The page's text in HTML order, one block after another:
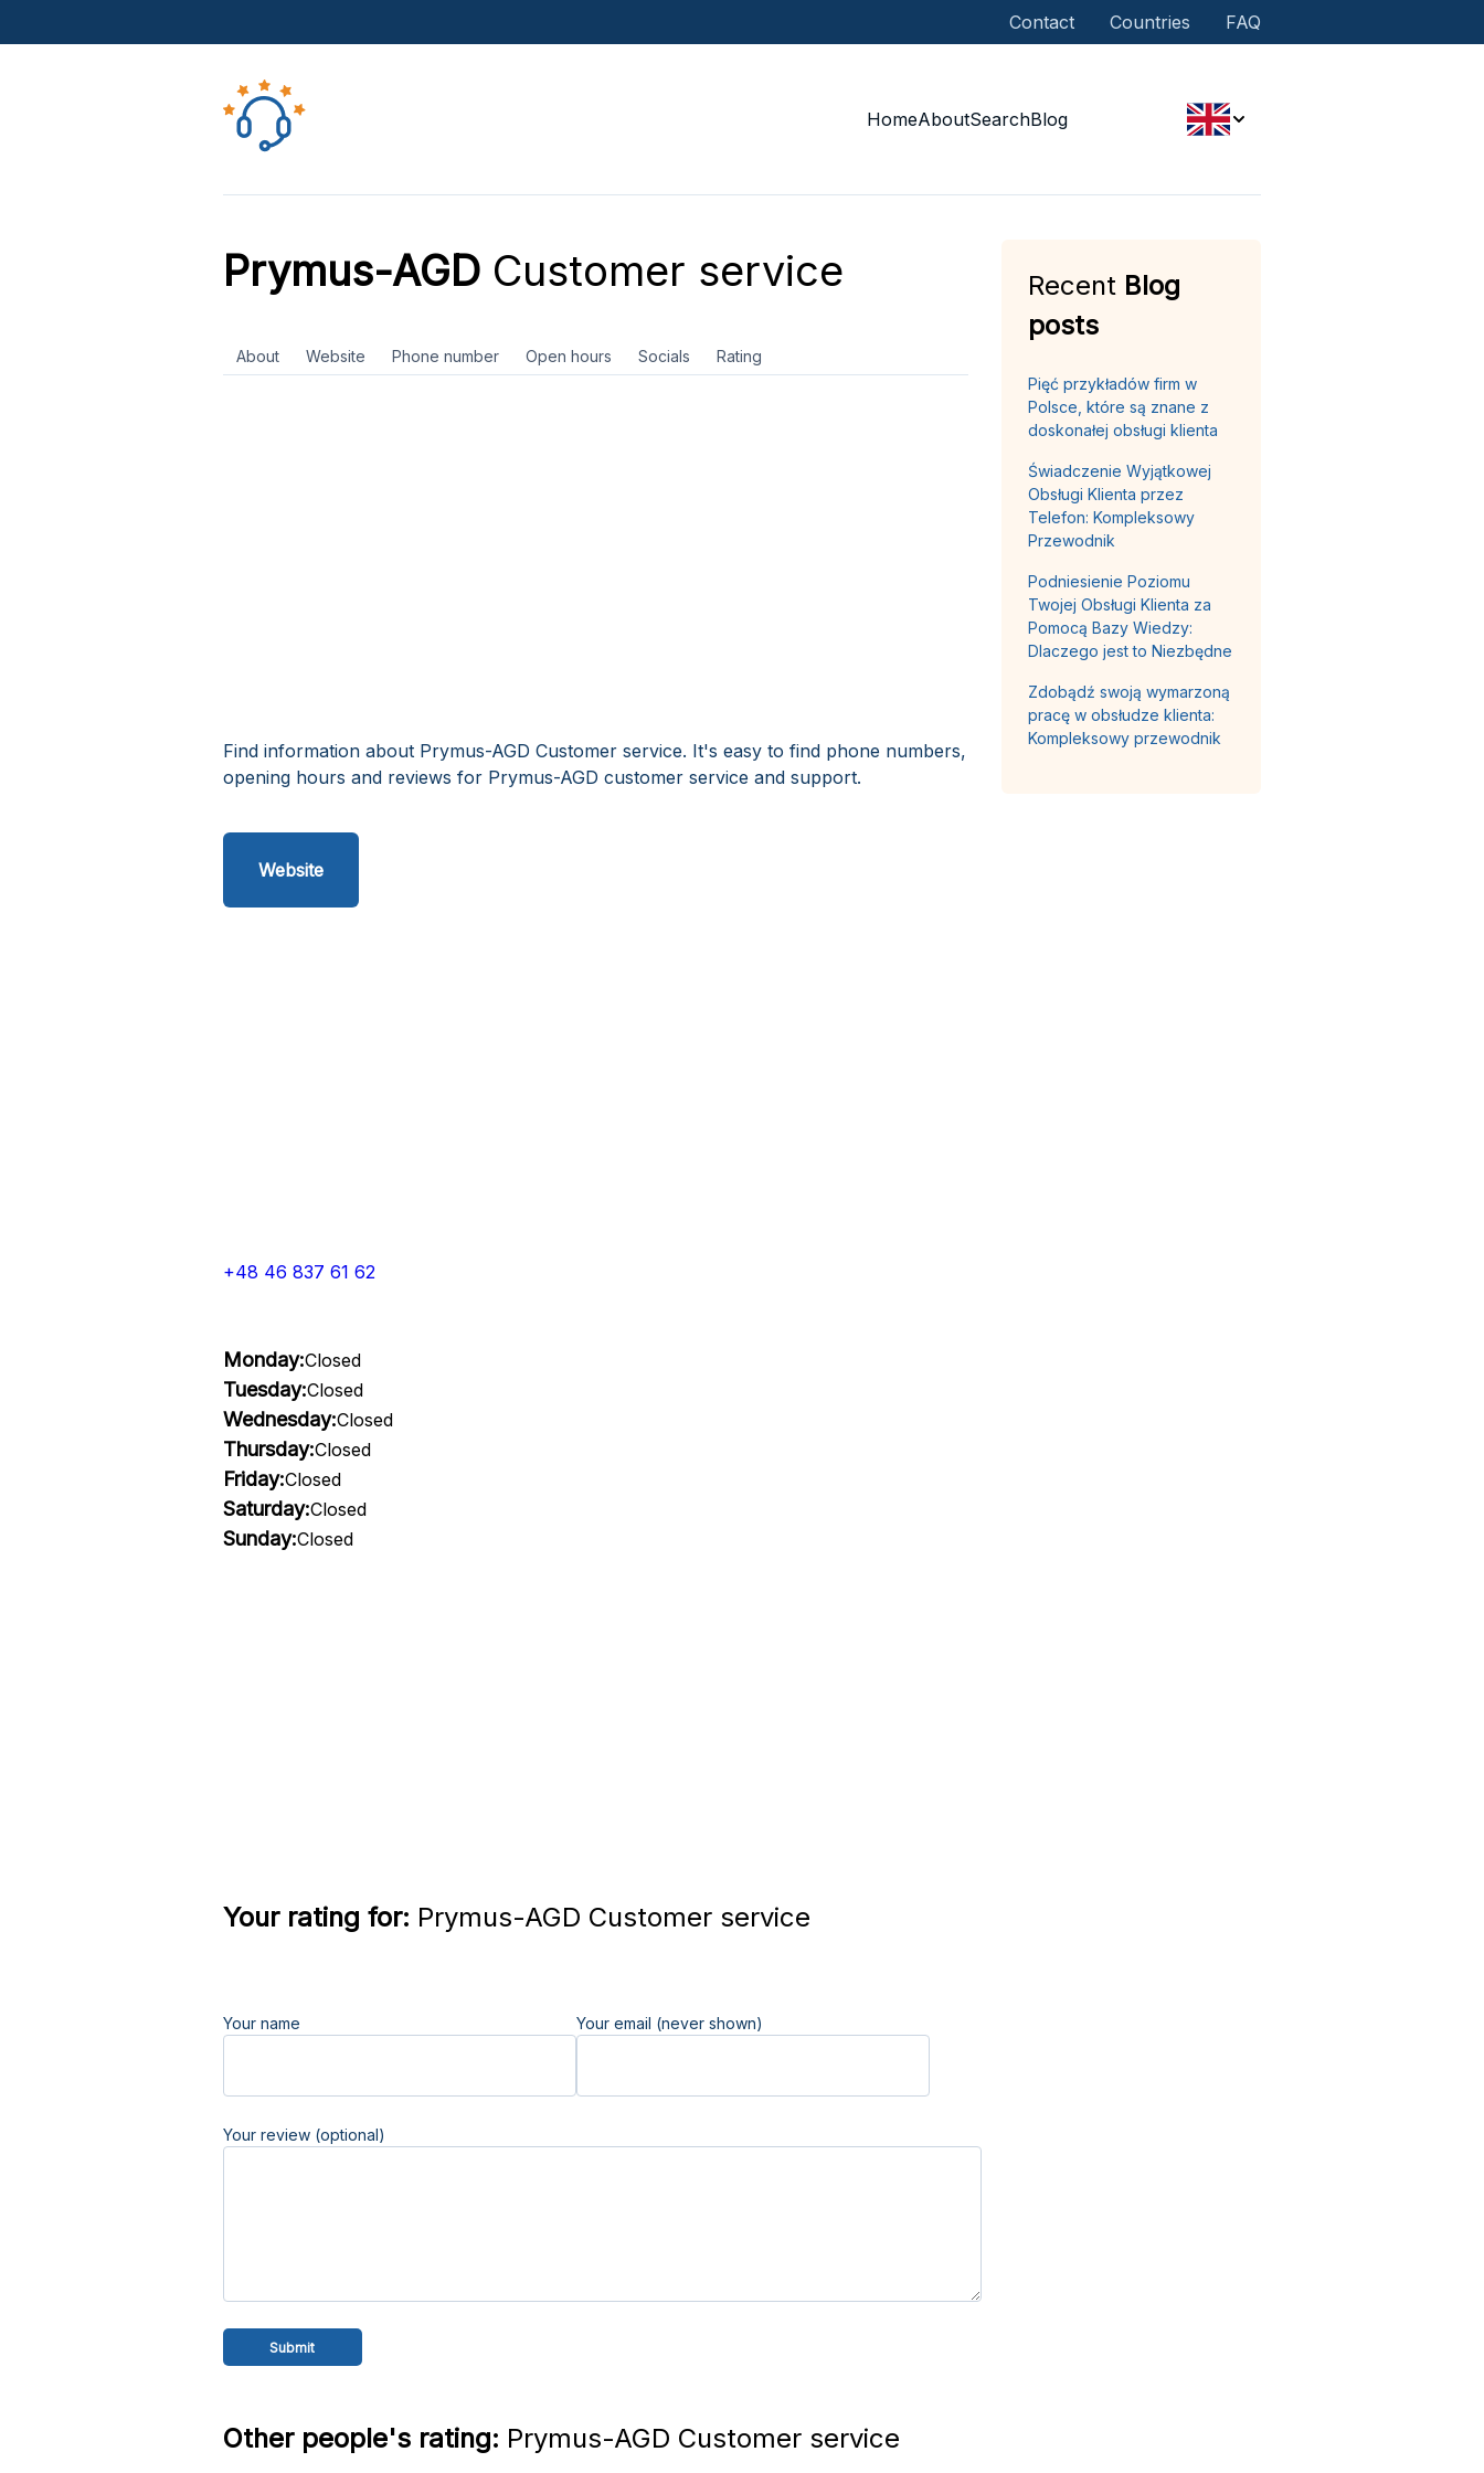
Contact Countries FAQ
HomeAboutSearchBlog
Prymus-AGDCustomer service
About Website Phone number Open hours Socials Rating
Find information about Prymus-AGD Customer service. It's easy to find phone numbers,
opening hours and reviews for Prymus-AGD customer service and support.
Website
+48 46 837 61 62
Monday:Closed
Tuesday:Closed
Wednesday:Closed
Thursday:Closed
Friday:Closed
Saturday:Closed
Sunday:Closed
Your rating for: Prymus-AGD Customer service
Your name Your email (never shown)
Your review (optional)
Other people's rating: Prymus-AGD Customer service
Recent Blog
posts
Pięć przykładów firm w
Polsce, które są znane z
doskonałej obsługi klienta
Świadczenie Wyjątkowej
Obsługi Klienta przez
Telefon: Kompleksowy
Przewodnik
Podniesienie Poziomu
Twojej Obsługi Klienta za
Pomocą Bazy Wiedzy:
Dlaczego jest to Niezbędne
Zdobądź swoją wymarzoną
pracę w obsłudze klienta:
Kompleksowy przewodnik